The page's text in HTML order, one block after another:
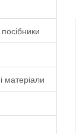
матеріали